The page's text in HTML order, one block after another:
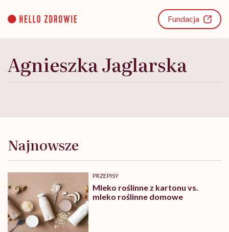
content
Fundacja
Agnieszka Jaglarska
Najnowsze
PRZEPISY
Mleko roślinne z kartonu vs.
mleko roślinne domowe